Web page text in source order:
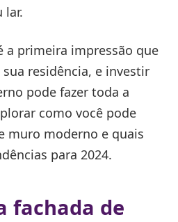
lar.
a primeira impressão que
residência, e investir
pode fazer toda a
como você pode
muro moderno e quais
para 2024.
fachada de